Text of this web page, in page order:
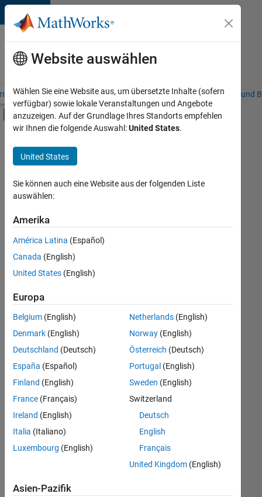
Weiter zum Inhalt
Karriere
bei
MathWorks
– Übersicht Stellensuche Niederlassungen Studierende und
Umschaltung für Off-Canvas-
Hauptinhalt
Praktika
Information Technology
Commercial Sales
Customer Support
Education Sales
Inside Sales
Sales Operations
Business Model Team
+8
Derzeit
es
keine
offenen
Stellen,
Ihren
Suchkriterien
entsprechen.
können
die
Suchkriterien
weiter
fassen
oder
alle
Stellenangebote
anzeigen .
noch
Website auswählen
Wählen Sie eine Website aus, um übersetzte Inhalte (sofern
verfügbar) sowie lokale Veranstaltungen und Angebote
anzuzeigen. Auf der Grundlage Ihres Standorts empfehlen
wir Ihnen die folgende Auswahl:United States.
United States
Sie können auch eine Website aus der folgenden Liste
auswählen:
Amerika
América Latina (Español)
Canada (English)
United States (English)
Europa
Belgium (English)
Denmark (English)
Deutschland (Deutsch)
España (Español)
Finland (English)
France (Français)
Ireland (English)
Italia (Italiano)
Luxembourg (English)
Netherlands(English)
Norway(English)
Österreich (Deutsch)
Portugal (English)
Sweden (English)
Switzerland
Deutsch
English
Français
United Kingdom(English)
Asien-Pazifik